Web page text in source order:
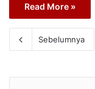
Read More »
Sebelumnya